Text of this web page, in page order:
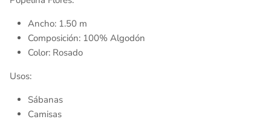
Ancho: 1.50 m
Composición: 100% Algodón
Color: Rosado
Usos:
Sábanas
Camisas